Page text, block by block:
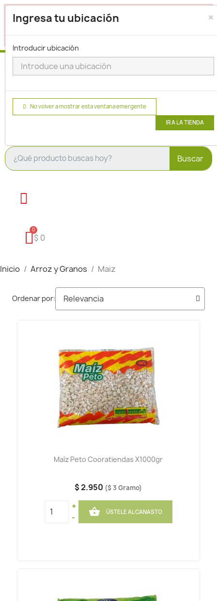
Seleccione su ubicación para que podamos verificar si
actualmente prestamos servicio en su área.
aquípara seleccionar una ubicación.
×
Ingresa tu ubicación
Introducir ubicación
No volver a mostrar esta ventana emergente
IR A LA TIENDA
Buscar
$ 0
Inicio Arroz y Granos Maiz
Ordenar por:
Maíz Peto Cooratiendas X1000gr
$ 2.950 ($ 3 Gramo)
+
-
 ÚSTELE AL CANASTO